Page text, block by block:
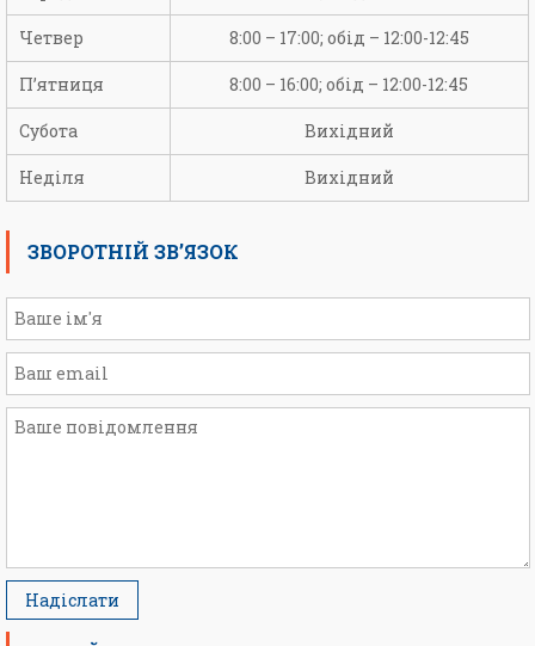
Четвер 8:00 – 17:00; обід – 12:00-12:45
П’ятниця 8:00 – 16:00; обід – 12:00-12:45
Субота Вихідний
Неділя Вихідний
ЗВОРОТНІЙ ЗВ’ЯЗОК